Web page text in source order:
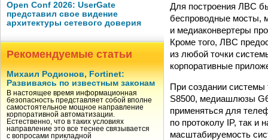
Open Conf 2026: UserGate
представил свое видение
архитектуры сетевого доверия
Рекомендуемые статьи
Михаил Родионов, Fortinet:
Развиваясь по известным законам
В настоящее время информационная
безопасность представляет собой вполне
самостоятельное мощное направление
корпоративной автоматизации.
Естественно, что в таких условиях
направление это все теснее связывается
с вопросами прикладной
Для построения ЛВС
беспроводные мосты,
и медиаконвертеры
Кроме того, ЛВС
из любой точки
корпоративные
При создании системы
S8500, медиашлюзы
применяться для
по протоколу IP, так и
масштабируемость